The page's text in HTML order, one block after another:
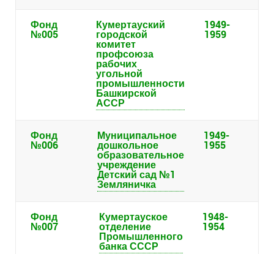
Фонд
№005
Кумертауский
городской
комитет
профсоюза
рабочих
угольной
промышленности
Башкирской
АССР
1949-
1959
Фонд
№006
Муниципальное
дошкольное
образовательное
учреждение
Детский сад №1
Земляничка
1949-
1955
Фонд
№007
Кумертауское
отделение
Промышленного
банка СССР
1948-
1954